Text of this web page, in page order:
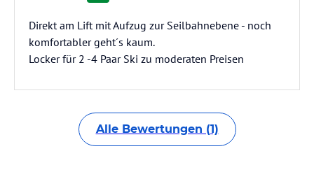
Direkt am Lift mit Aufzug zur Seilbahnebene - noch
komfortabler geht´s kaum.
Locker für 2 -4 Paar Ski zu moderaten Preisen
Alle Bewertungen (1)